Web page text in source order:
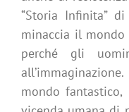
“Storia Infinita”
minaccia il
perché gli
mondo